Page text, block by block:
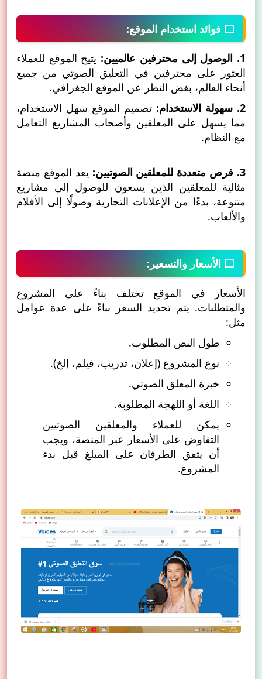
⬜ فوائد استخدام الموقع:
1. الوصول إلى محترفين عالميين:
يتيح الموقع للعملاء
العثور على محترفين في التعليق الصوتي من جميع
أنحاء العالم، بغض النظر عن الموقع الجغرافي.
2. سهولة الاستخدام:
تصميم الموقع سهل الاستخدام،
مما يسهل على المعلقين وأصحاب المشاريع التعامل
مع النظام.
3. فرص متعددة للمعلقين الصوتيين:
يعد الموقع منصة
مثالية للمعلقين الذين يسعون للوصول إلى مشاريع
متنوعة، بدءًا من الإعلانات التجارية وصولًا إلى الأفلام
والألعاب.
⬜ الأسعار والتسعير:
الأسعار في الموقع تختلف بناءً على المشروع
والمتطلبات. يتم تحديد السعر بناءً على عدة عوامل
مثل:
طول النص المطلوب.
نوع المشروع (إعلان، تدريب، فيلم، إلخ).
خبرة المعلق الصوتي.
اللغة أو اللهجة المطلوبة.
يمكن للعملاء والمعلقين الصوتيين
التفاوض على الأسعار عبر المنصة، ويجب
أن يتفق الطرفان على المبلغ قبل بدء
المشروع.